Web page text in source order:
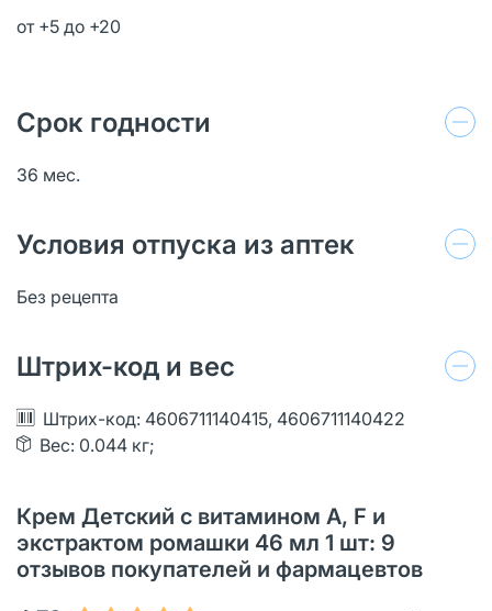
от +5 до +20
Срок годности
36 мес.
Условия отпуска из аптек
Без рецепта
Штрих-код и вес
Штрих-код: 4606711140415, 4606711140422
Вес: 0.044 кг;
Крем Детский с витамином А, F и
экстрактом ромашки 46 мл 1 шт: 9
отзывов покупателей и фармацевтов